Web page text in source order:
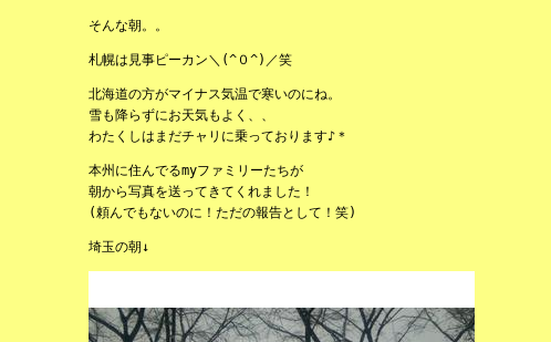
そんな朝。。
札幌は見事ピーカン＼(^０^)／笑
北海道の方がマイナス気温で寒いのにね。
雪も降らずにお天気もよく、、
わたくしはまだチャリに乗っております♪＊
本州に住んでるmyファミリーたちが
朝から写真を送ってきてくれました！
(頼んでもないのに！ただの報告として！笑)
埼玉の朝↓